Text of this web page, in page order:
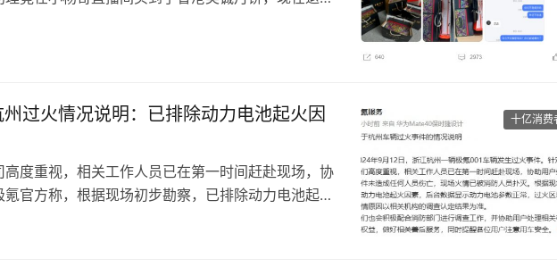
小杨哥那边退货，但那边也不肯退，以后不会在小杨
十亿消费
过火情况说明：已排除动力电池起火因
度重视，相关工作人员已在第一时间赶赴现场，协
官方称，根据现场初步勘察，已排除动力电池起火
准。